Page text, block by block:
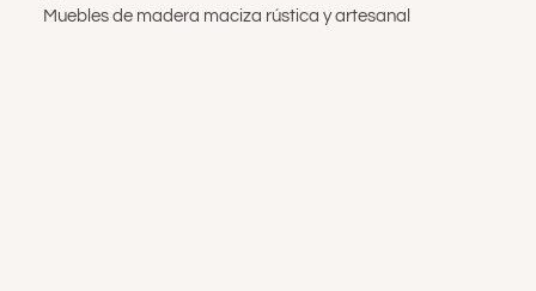
Muebles de madera maciza rústica y artesanal